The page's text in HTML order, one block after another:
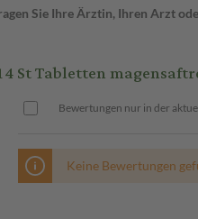
Sie Ihre Ärztin, Ihren Arzt
St Tabletten
Bewertungen nur in der
Keine Bewertungen